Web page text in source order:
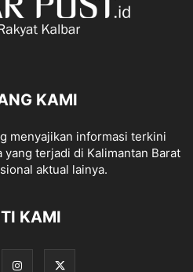
KAMI
menyajikan informasi terkini
terjadi di Kalimantan Barat
aktual lainya.
KAMI